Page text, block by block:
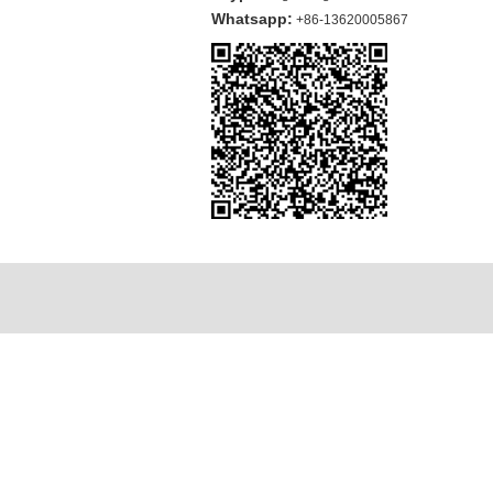
Whatsapp: +86-13620005867